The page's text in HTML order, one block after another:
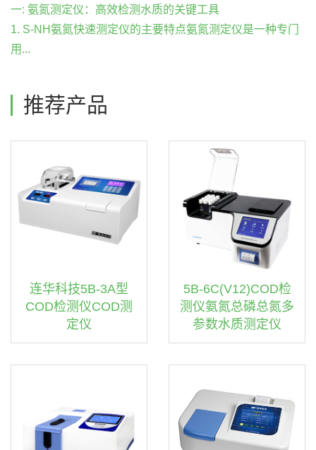
一: 氨氮测定仪：高效检测水质的关键工具
1. S-NH氨氮快速测定仪的主要特点氨氮测定仪是一种专门
用...
推荐产品
连华科技5B-3A型
COD检测仪COD测
定仪
5B-6C(V12)COD检
测仪氨氮总磷总氮多
参数水质测定仪